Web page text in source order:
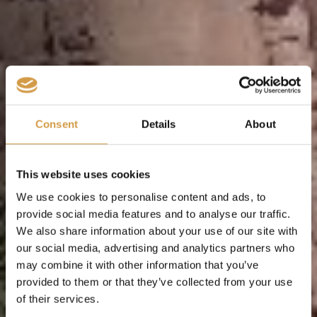
Consent Details About
This website uses cookies
We use cookies to personalise content and ads, to
provide social media features and to analyse our traffic.
We also share information about your use of our site with
our social media, advertising and analytics partners who
may combine it with other information that you’ve
provided to them or that they’ve collected from your use
of their services.
Neem contact op voor meer info
Een uniek Saoedi Arabië avontuur begint bij een eerste
stap, wij zetten die eerste stap graag met jou. Wij
werken op afspraak, op ons kantoor, bij jou thuis en/of
online! Neem contact met ons op door het formulier in